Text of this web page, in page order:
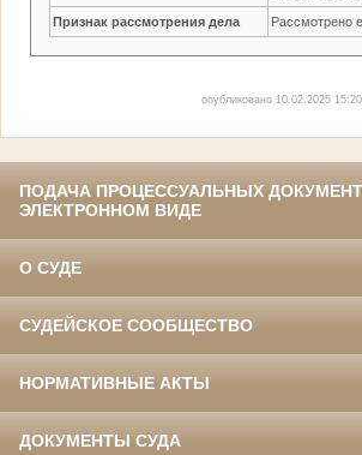
Признак рассмотрения дела Рассмотрено
опубликовано 10.02.2025
ПОДАЧА ПРОЦЕССУАЛЬНЫХ
ЭЛЕКТРОННОМ ВИДЕ
О СУДЕ
СУДЕЙСКОЕ СООБЩЕСТВО
НОРМАТИВНЫЕ АКТЫ
ДОКУМЕНТЫ СУДА